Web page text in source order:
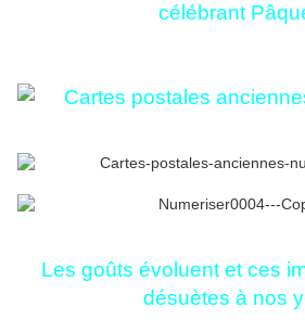
célébrant
Les goûts évoluent et ces
désuètes à nos